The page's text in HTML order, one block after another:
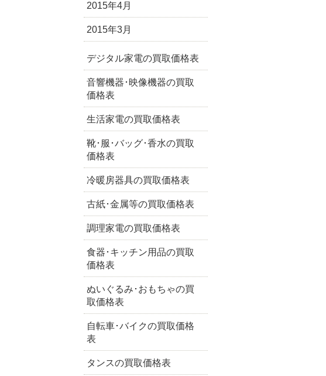
2015年4月
2015年3月
デジタル家電の買取価格表
音響機器･映像機器の買取
価格表
生活家電の買取価格表
靴･服･バッグ･香水の買取
価格表
冷暖房器具の買取価格表
古紙･金属等の買取価格表
調理家電の買取価格表
食器･キッチン用品の買取
価格表
ぬいぐるみ･おもちゃの買
取価格表
自転車･バイクの買取価格
表
タンスの買取価格表